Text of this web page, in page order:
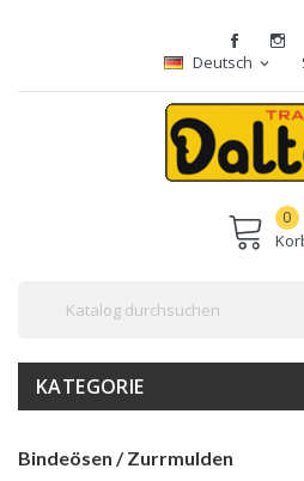
Deutsch expand_more
0
KATEGORIE
Bindeösen / Zurrmulden